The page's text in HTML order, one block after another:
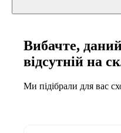
Пульсометри
Вибачте,
відсутній на
Ми підібрали для вас